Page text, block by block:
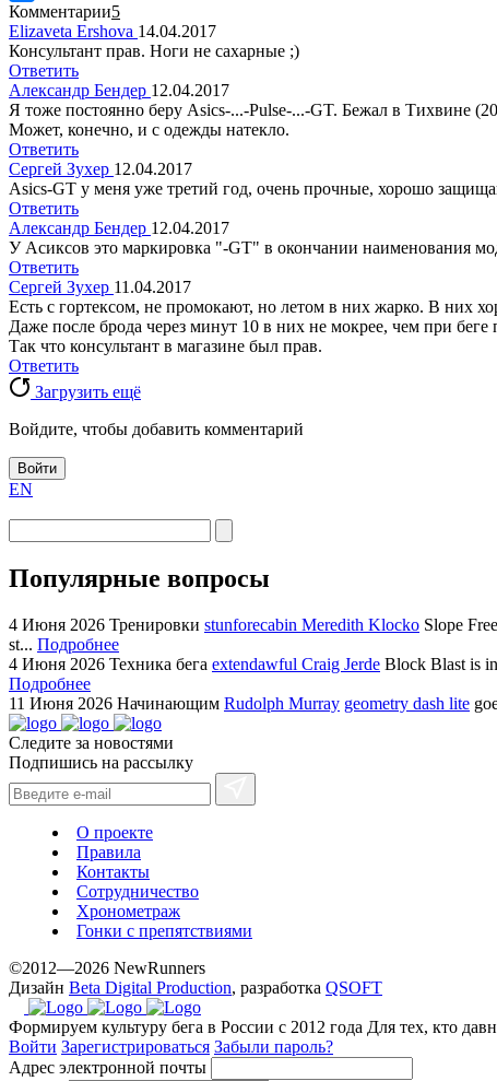
Комментарии5
Elizaveta Ershova 14.04.2017
Консультант прав. Ноги не сахарные ;)
Ответить
Александр Бендер 12.04.2017
Я тоже постоянно беру Asics-...-Pulse-...-GT. Бежал в Тихвине
Может, конечно, и с одежды натекло.
Ответить
Сергей Зухер 12.04.2017
Asics-GT у меня уже третий год, очень прочные, хорошо
Ответить
Александр Бендер 12.04.2017
У Асиксов это маркировка "-GT" в окончании наименования
Ответить
Сергей Зухер 11.04.2017
Есть с гортексом, не промокают, но летом в них жарко. В них
Даже после брода через минут 10 в них не мокрее, чем при
Так что консультант в магазине был прав.
Ответить
Загрузить ещё
Войдите, чтобы добавить комментарий
Войти
EN
Популярные вопросы
4 Июня 2026 Тренировки stunforecabin Meredith Klocko Slope
st... Подробнее
4 Июня 2026 Техника бега extendawful Craig Jerde Block Blast is
Подробнее
11 Июня 2026 Начинающим Rudolph Murray geometry dash lite
Следите за новостями
Подпишись на рассылку
О проекте
Правила
Контакты
Сотрудничество
Хронометраж
Гонки с препятствиями
©2012—2026 NewRunners
Дизайн Beta Digital Production, разработка QSOFT
Формируем культуру бега в России с 2012 года Для тех, кто
Войти Зарегистрироваться Забыли пароль?
Адрес электронной почты